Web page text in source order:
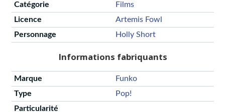
Catégorie
Films
Licence
Artemis Fowl
Personnage
Holly Short
Informations fabriquants
Marque
Funko
Type
Pop!
Particularité